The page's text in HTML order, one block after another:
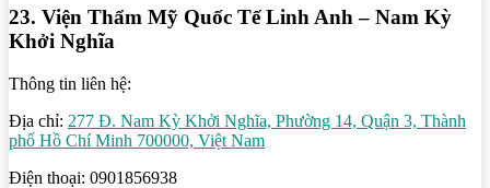
23. Viện Thẩm Mỹ Quốc Tế Linh Anh – Nam Kỳ
Khởi Nghĩa
Thông tin liên hệ:
Địa chỉ: 277 Đ. Nam Kỳ Khởi Nghĩa, Phường 14, Quận 3, Thành
phố Hồ Chí Minh 700000, Việt Nam
Điện thoại: 0901856938